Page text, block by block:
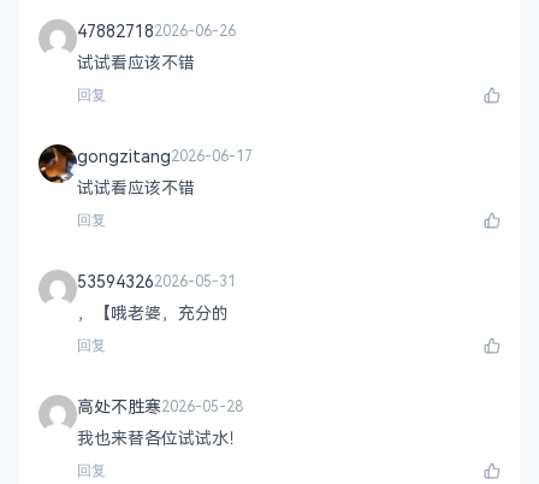
478827182026-06-26
试试看应该不错
回复
gongzitang2026-06-17
试试看应该不错
回复
535943262026-05-31
，【哦老婆，充分的
回复
高处不胜寒2026-05-28
我也来替各位试试水！
回复